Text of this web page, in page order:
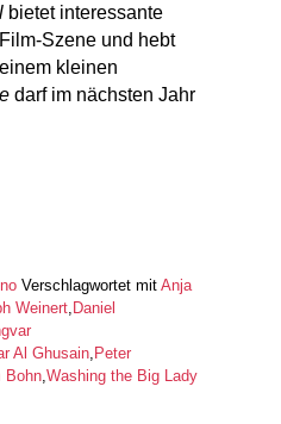
bietet interessante
Szene und hebt
kleinen
darf im nächsten Jahr
Verschlagwortet mit Anja
Weinert Daniel
Al Ghusain Peter
Bohn Washing the Big Lady